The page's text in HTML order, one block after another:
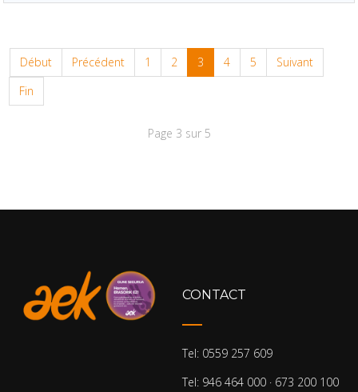
Début Précédent 1 2 3 4 5
Suivant
Fin
Page 3 sur 5
CONTACT
Tel: 0559 257 609
Tel: 946 464 000 · 673 200 100